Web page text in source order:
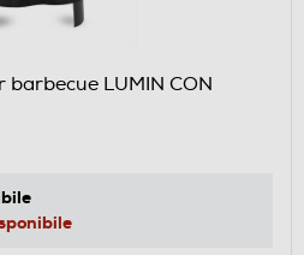
barbecue LUMIN CON